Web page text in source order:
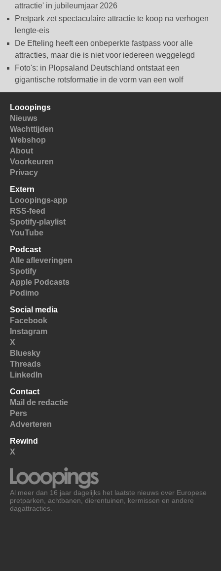
attractie' in jubileumjaar 2026
Pretpark zet spectaculaire attractie te koop na verhogen
lengte-eis
De Efteling heeft een onbeperkte fastpass voor alle
attracties, maar die is niet voor iedereen weggelegd
Foto's: in Plopsaland Deutschland ontstaat een
gigantische rotsformatie in de vorm van een wolf
Looopings
Nieuws
Wachttijden
Webshop
About
Voorkeuren
Privacy
Extern
Looopings-app
RSS-feed
Spotify-playlist
YouTube
Podcast
Alle afleveringen
Spotify
Apple Podcasts
Podimo
Social media
Facebook
Instagram
X
Bluesky
Threads
LinkedIn
Contact
Mail de redactie
Pers
Adverteren
Rewind
X
Al meer dan 16 jaar dagelijks het laatste nieuws over Europese
pretparken, achtbanen, dierentuinen, kermissen en andere
dagattracties.